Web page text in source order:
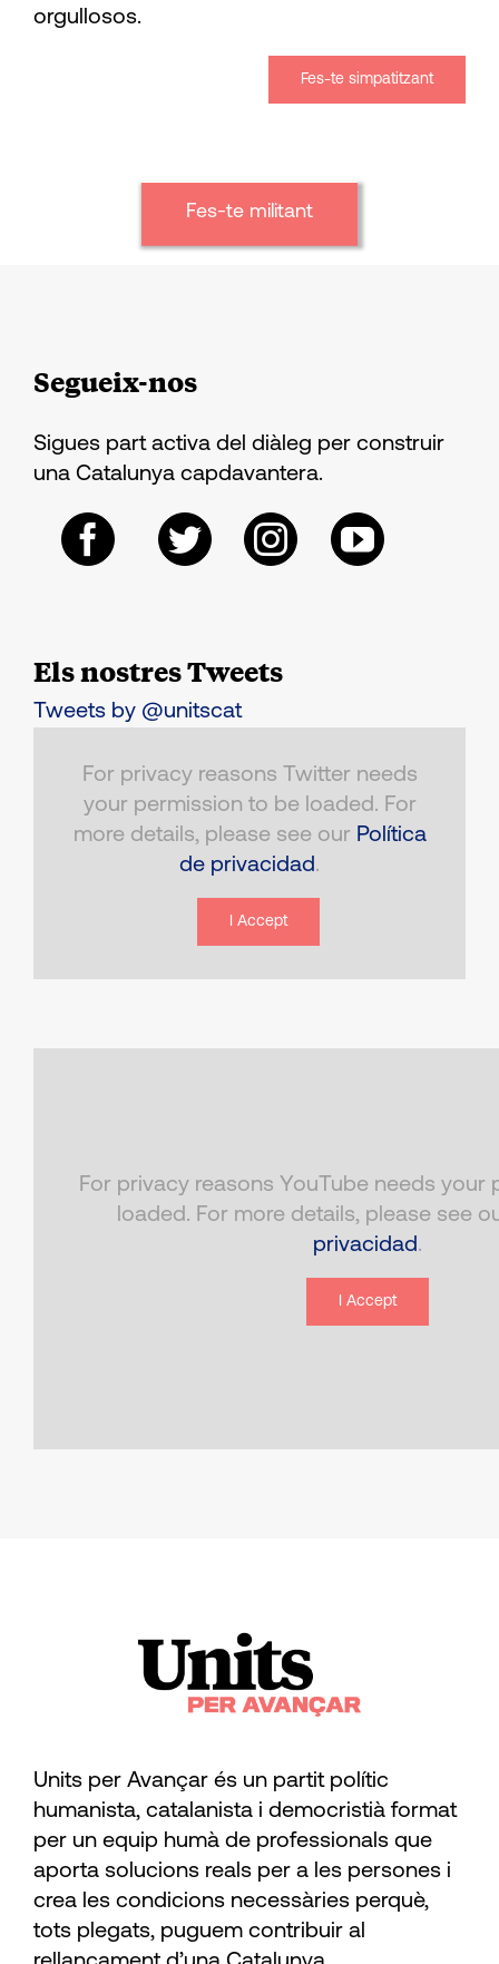
orgullosos.
Fes-te simpatitzant
Fes-te militant
Segueix-nos
Sigues part activa del diàleg per construir
una Catalunya capdavantera.
Els nostres Tweets
Tweets by @unitscat
For privacy reasons Twitter needs
your permission to be loaded. For
more details, please see our Política
de privacidad.
I Accept
For privacy reasons YouTube needs your
loaded. For more details, please see
privacidad.
I Accept
Units per Avançar és un partit polític
humanista, catalanista i democristià format
per un equip humà de professionals que
aporta solucions reals per a les persones i
crea les condicions necessàries perquè,
tots plegats, puguem contribuir al